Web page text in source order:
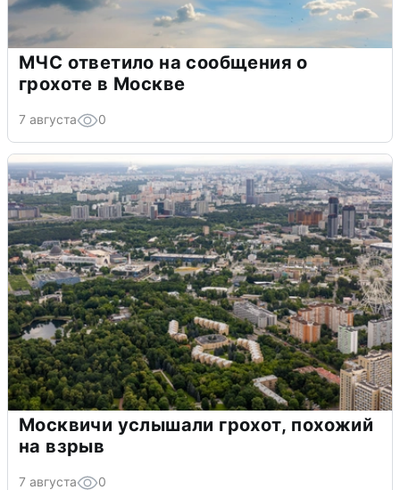
МЧС ответило на сообщения о
грохоте в Москве
7 августа 0
Москвичи услышали грохот, похожий
на взрыв
7 августа 0